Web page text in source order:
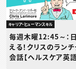
キャリア・ヒューマンスキル
毎週木曜12:45～：
える！クリスのラン
会話【ヘルスケア英